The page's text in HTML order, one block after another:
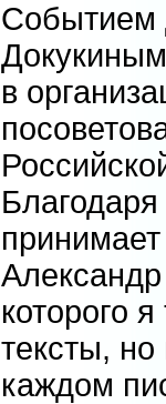
Событием
в
которого
тексты,
каждом